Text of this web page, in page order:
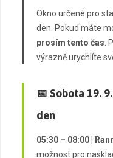
Okno určené pro
den. Pokud máte
prosím tento čas
výrazně urychlíte
📅 Sobota 19.
den
05:30 – 08:00 |
možnost pro